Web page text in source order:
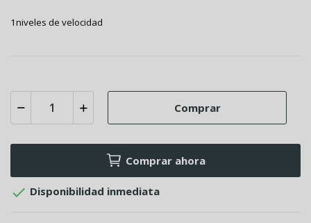
1niveles de velocidad
Comprar
Comprar ahora
 Disponibilidad inmediata